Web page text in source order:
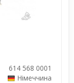
614 568 0001
Німеччина